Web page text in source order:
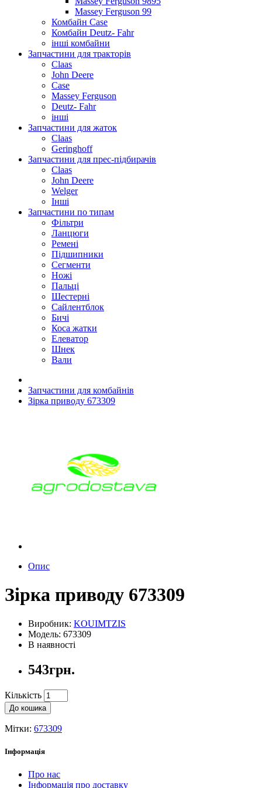
Massey Ferguson 99
Комбайн Case
Комбайн Deutz- Fahr
інші комбайни
Запчастини для тракторів
Claas
John Deere
Case
Massey Ferguson
Deutz- Fahr
інші
Запчастини для жаток
Claas
Geringhoff
Запчастини для прес-підбирачів
Claas
John Deere
Welger
Інші
Запчастини по типам
Фільтри
Ланцюги
Ремені
Підшипники
Сегменти
Ножі
Пальці
Шестерні
Сайлентблок
Бичі
Коса жатки
Елеватор
Шнек
Вали
Запчастини для комбайнів
Зірка приводу 673309
Опис
Зірка приводу 673309
Виробник: KOUIMTZIS
Модель: 673309
В наявності
543грн.
Кількість
До кошика
Мітки: 673309
Інформація
Про нас
Інформація про доставку